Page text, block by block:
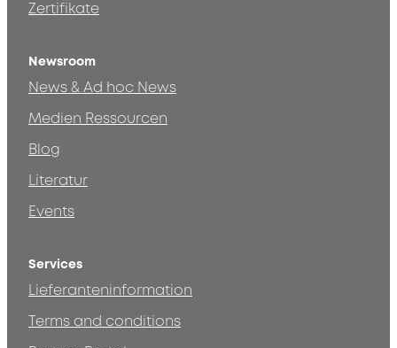
Zertifikate
Newsroom
News & Ad hoc News
Medien Ressourcen
Blog
Literatur
Events
Services
Lieferanteninformation
Terms and conditions